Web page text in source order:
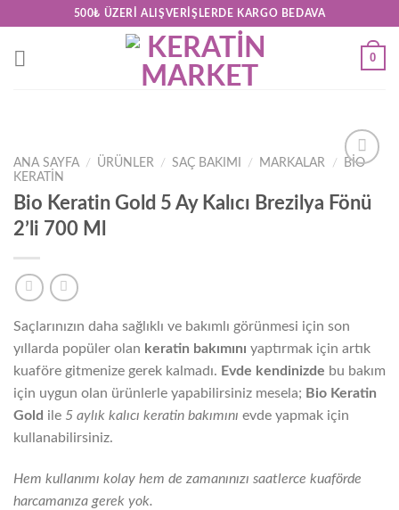
content
500₺ ÜZERI ALIŞVERIŞLERDE KARGO BEDAVA
0
wishlist
ANA SAYFA / ÜRÜNLER / SAÇ BAKIMI / MARKALAR /
BIO
KERATIN
Bio Keratin Gold 5 Ay Kalıcı Brezilya Fönü
2’li 700 Ml
Saçlarınızın daha sağlıklı ve bakımlı görünmesi için son
yıllarda popüler olan keratin bakımını yaptırmak için artık
kuaföre gitmenize gerek kalmadı. Evde kendinizde bu bakım
için uygun olan ürünlerle yapabilirsiniz mesela; Bio Keratin
Gold ile 5 aylık kalıcı keratin bakımını evde yapmak için
kullanabilirsiniz.
Hem kullanımı kolay hem de zamanınızı saatlerce kuaförde
harcamanıza gerek yok.